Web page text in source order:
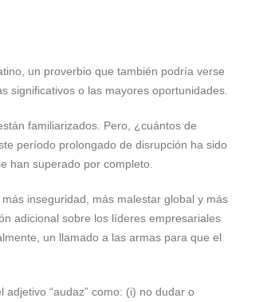
un proverbio que también podría verse
significativos o las mayores oportunidades.
familiarizados. Pero, ¿cuántos de
período prolongado de disrupción ha sido
han superado por completo.
inseguridad, más malestar global y más
adicional sobre los líderes empresariales
un llamado a las armas para que el
“audaz” como: (i) no dudar o